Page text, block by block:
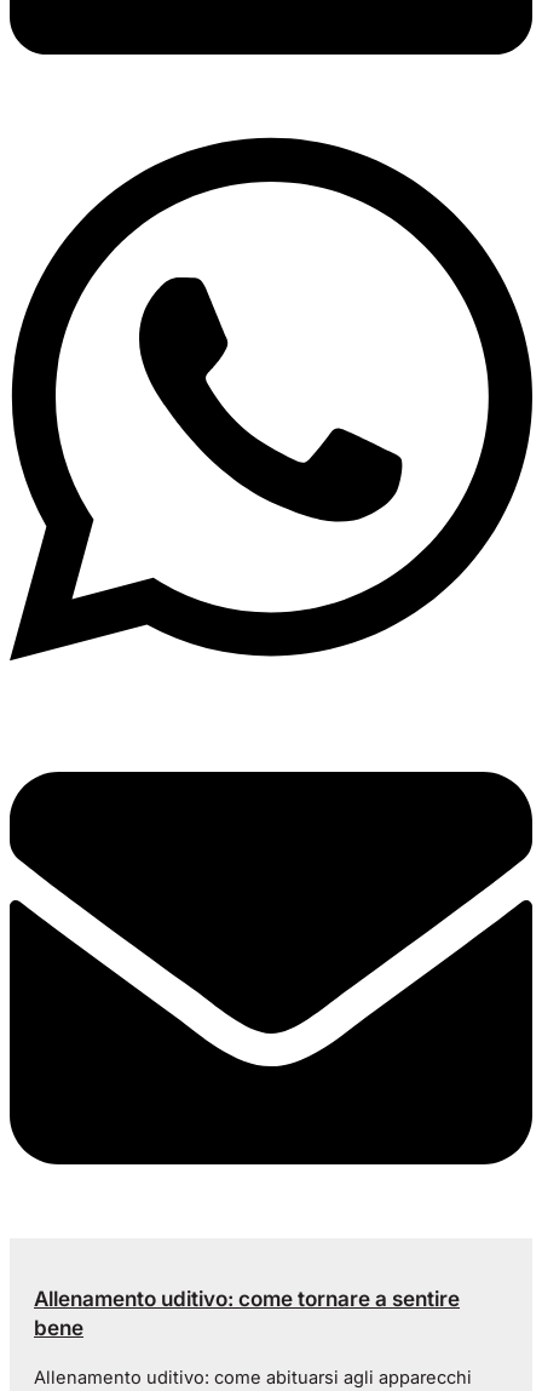
Allenamento uditivo: come tornare a sentire
bene
Allenamento uditivo: come abituarsi agli apparecchi